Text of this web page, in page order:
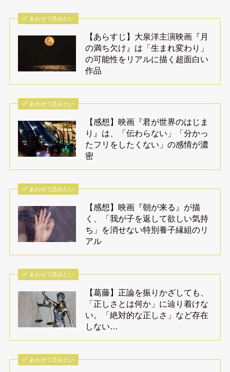
あわせて読みたい
【あらすじ】大泉洋主演映画『月
の満ち欠け』は「生まれ変わり」
の可能性をリアルに描く超面白い
作品
あわせて読みたい
【感想】映画『君が世界のはじま
り』は、「伝わらない」「分かっ
たフリをしたくない」の感情が濃
密
あわせて読みたい
【感想】映画『朝が来る』が描
く、「我が子を返して欲しい気持
ち」を消せない特別養子縁組のリ
アル
あわせて読みたい
【葛藤】正論を振りかざしても、
「正しさとは何か」に辿り着けな
い。「絶対的な正しさ」など存在
しない…
あわせて読みたい